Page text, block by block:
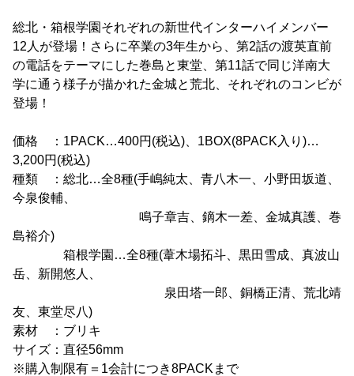
総北・箱根学園それぞれの新世代インターハイメンバー
12人が登場！さらに卒業の3年生から、第2話の渡英直前
の電話をテーマにした巻島と東堂、第11話で同じ洋南大
学に通う様子が描かれた金城と荒北、それぞれのコンビが
登場！
価格 ：1PACK…400円(税込)、1BOX(8PACK入り)…
3,200円(税込)
種類 ：総北…全8種(手嶋純太、青八木一、小野田坂道、
今泉俊輔、
鳴子章吉、鏑木一差、金城真護、巻
島裕介)
箱根学園…全8種(葦木場拓斗、黒田雪成、真波山
岳、新開悠人、
泉田塔一郎、銅橋正清、荒北靖
友、東堂尽八)
素材 ：ブリキ
サイズ：直径56mm
※購入制限有＝1会計につき8PACKまで